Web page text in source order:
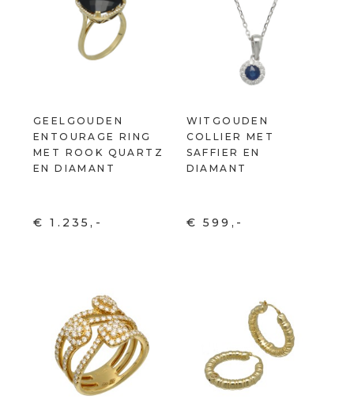
GEELGOUDEN
ENTOURAGE RING
MET ROOK QUARTZ
EN DIAMANT
€ 1.235,-
WITGOUDEN
COLLIER MET
SAFFIER EN
DIAMANT
€ 599,-